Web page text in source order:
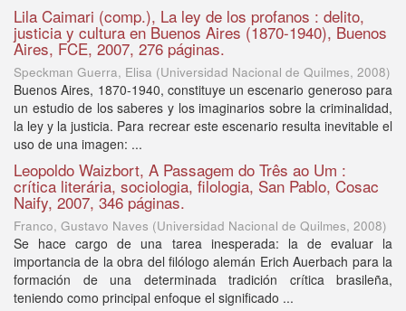
Lila Caimari (comp.), La ley de los profanos : delito,
justicia y cultura en Buenos Aires (1870-1940), Buenos
Aires, FCE, 2007, 276 páginas.
Speckman Guerra, Elisa (Universidad Nacional de Quilmes, 2008)
Buenos Aires, 1870-1940, constituye un escenario generoso para
un estudio de los saberes y los imaginarios sobre la criminalidad,
la ley y la justicia. Para recrear este escenario resulta inevitable el
uso de una imagen: ...
Leopoldo Waizbort, A Passagem do Três ao Um :
crítica literária, sociologia, filologia, San Pablo, Cosac
Naify, 2007, 346 páginas.
Franco, Gustavo Naves (Universidad Nacional de Quilmes, 2008)
Se hace cargo de una tarea inesperada: la de evaluar la
importancia de la obra del filólogo alemán Erich Auerbach para la
formación de una determinada tradición crítica brasileña,
teniendo como principal enfoque el significado ...